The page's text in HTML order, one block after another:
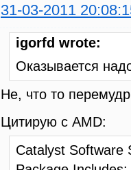
31-03-2011
igorfd wrote:
Оказывается
Не, что то
Цитирую с AMD:
Catalyst Software